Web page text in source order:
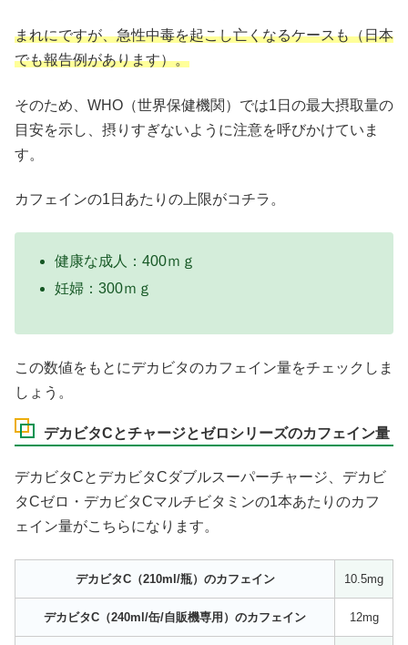
まれにですが、急性中毒を起こし亡くなるケースも（日本
でも報告例があります）。
そのため、WHO（世界保健機関）では1日の最大摂取量の
目安を示し、摂りすぎないように注意を呼びかけていま
す。
カフェインの1日あたりの上限がコチラ。
健康な成人：400ｍｇ
妊婦：300ｍｇ
この数値をもとにデカビタのカフェイン量をチェックしま
しょう。
デカビタCとチャージとゼロシリーズのカフェイン量
デカビタCとデカビタCダブルスーパーチャージ、デカビ
タCゼロ・デカビタCマルチビタミンの1本あたりのカフ
ェイン量がこちらになります。
デカビタC（210ml/瓶）のカフェイン 10.5mg
デカビタC（240ml/缶/自販機専用）のカフェイン 12mg